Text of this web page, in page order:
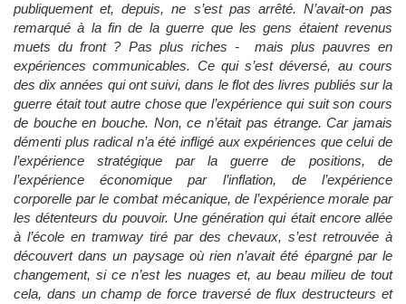
publiquement et, depuis, ne s’est pas arrêté. N’avait-on pas
remarqué à la fin de la guerre que les gens étaient revenus
muets du front ? Pas plus riches - mais plus pauvres en
expériences communicables. Ce qui s’est déversé, au cours
des dix années qui ont suivi, dans le flot des livres publiés sur la
guerre était tout autre chose que l’expérience qui suit son cours
de bouche en bouche. Non, ce n’était pas étrange. Car jamais
démenti plus radical n’a été infligé aux expériences que celui de
l’expérience stratégique par la guerre de positions, de
l’expérience économique par l’inflation, de l’expérience
corporelle par le combat mécanique, de l’expérience morale par
les détenteurs du pouvoir. Une génération qui était encore allée
à l’école en tramway tiré par des chevaux, s’est retrouvée à
découvert dans un paysage où rien n’avait été épargné par le
changement, si ce n’est les nuages et, au beau milieu de tout
cela, dans un champ de force traversé de flux destructeurs et